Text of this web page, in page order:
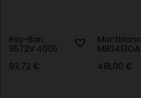
Ray-Ban
9572V 4005
93,72 €
Montblanc
MB0413OA
418,00 €